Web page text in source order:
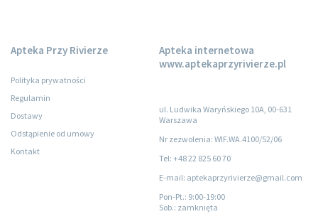
Apteka Przy Rivierze
Polityka prywatności
Regulamin
Dostawy
Odstąpienie od umowy
Kontakt
Apteka internetowa
www.aptekaprzyrivierze.pl
ul. Ludwika Waryńskiego 10A, 00-631
Warszawa
Nr zezwolenia: WIF.WA.4100/52/06
Tel: +48 22 825 60 70
E-mail: aptekaprzyrivierze@gmail.com
Pon-Pt.: 9:00-19:00
Sob.: zamknięta